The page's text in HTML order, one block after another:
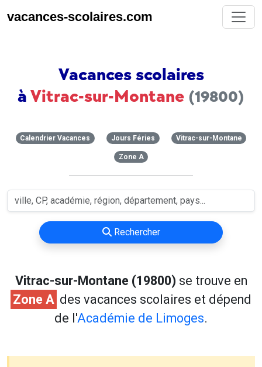
vacances-scolaires.com
Vacances scolaires
àVitrac-sur-Montane (19800)
Calendrier Vacances Jours Féries Vitrac-sur-Montane
Zone A
Rechercher
Vitrac-sur-Montane (19800) se trouve en
Zone A des vacances scolaires et dépend
de l'Académie de Limoges.